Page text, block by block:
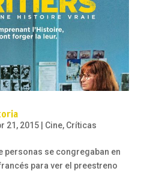
21, 2015| Cine, Críticas
personas se congregaban en
para ver el preestreno